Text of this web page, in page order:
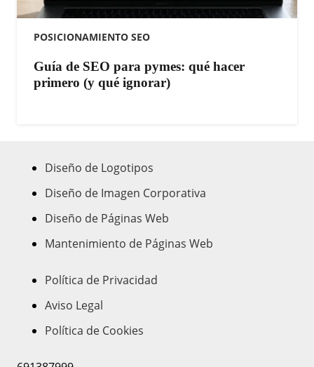
POSICIONAMIENTO SEO
Guía de SEO para pymes: qué hacer
primero (y qué ignorar)
Diseño de Logotipos
Diseño de Imagen Corporativa
Diseño de Páginas Web
Mantenimiento de Páginas Web
Política de Privacidad
Aviso Legal
Política de Cookies